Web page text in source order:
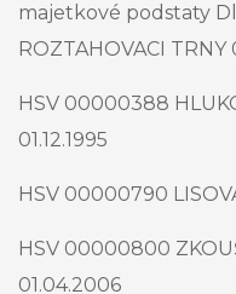
majetkové podstaty
ROZTAHOVACI TRNY
HSV 00000388
01.12.1995
HSV 00000790
HSV 00000800
01.04.2006